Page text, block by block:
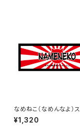
なめねこ（なめんなよ）
ー（大）J-4
¥1,320